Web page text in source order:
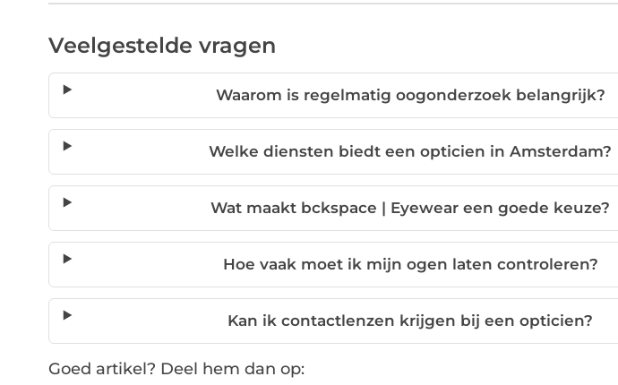
Veelgestelde vragen
Waarom is regelmatig oogonderzoek belangrijk?
Welke diensten biedt een opticien in Amsterdam?
Wat maakt bckspace | Eyewear een goede keuze?
Hoe vaak moet ik mijn ogen laten controleren?
Kan ik contactlenzen krijgen bij een opticien?
Goed artikel? Deel hem dan op: